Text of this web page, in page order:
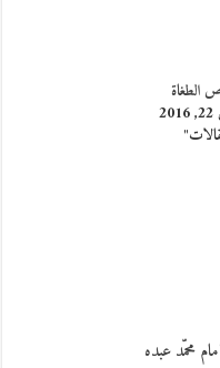
الطغاة
محمّد عبده